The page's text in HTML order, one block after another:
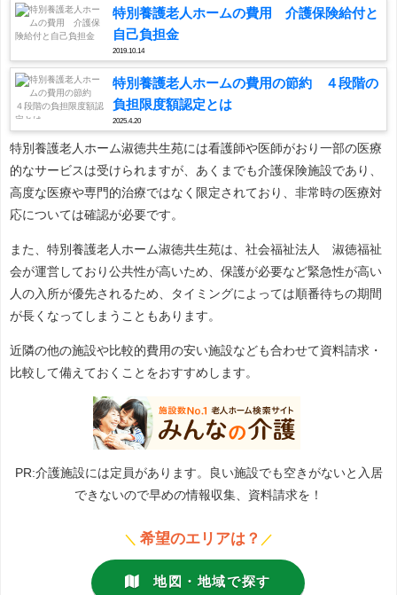
特別養護老人ホームの費用 介護保険給付と
自己負担金
2019.10.14
特別養護老人ホームの費用の節約 ４段階の
負担限度額認定とは
2025.4.20
特別養護老人ホーム淑徳共生苑には看護師や医師がおり一部の医療
的なサービスは受けられますが、あくまでも介護保険施設であり、
高度な医療や専門的治療ではなく限定されており、非常時の医療対
応については確認が必要です。
また、特別養護老人ホーム淑徳共生苑は、社会福祉法人 淑徳福祉
会が運営しており公共性が高いため、保護が必要など緊急性が高い
人の入所が優先されるため、タイミングによっては順番待ちの期間
が長くなってしまうこともあります。
近隣の他の施設や比較的費用の安い施設なども合わせて資料請求・
比較して備えておくことをおすすめします。
PR:介護施設には定員があります。良い施設でも空きがないと入居
できないので早めの情報収集、資料請求を！
＼ 希望のエリアは？ ／
地図・地域で探す